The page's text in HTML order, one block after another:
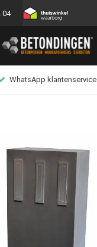
04
WhatsApp klantenservice